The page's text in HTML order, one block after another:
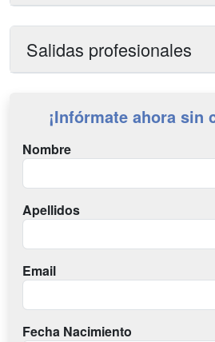
Salidas profesionales
¡Infórmate ahora sin
Nombre
Apellidos
Email
Fecha Nacimiento